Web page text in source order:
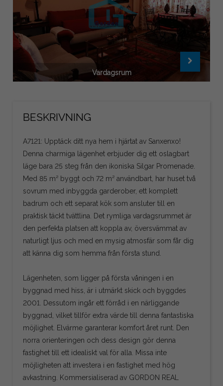
Vardagsrum
BESKRIVNING
A7121: Upptäck ditt nya hem i hjärtat av Sanxenxo!
Denna charmiga lägenhet erbjuder dig ett oslagbart
läge bara 25 steg från den ikoniska Silgar Promenade.
Med 85 m² byggt och 72 m² användbart, har huset två
sovrum med inbyggda garderober, ett komplett
badrum och ett separat kök som ansluter till en
praktisk täckt tvättlina. Det rymliga vardagsrummet är
den perfekta platsen att koppla av, översvämmat av
naturligt ljus och med en mysig atmosfär som får dig
att känna dig som hemma från första stund.
Lägenheten, som ligger på första våningen i en
byggnad med hiss, är i utmärkt skick och byggdes
2001. Dessutom ingår ett förråd i en närliggande
byggnad, vilket tillför extra värde till denna fantastiska
möjlighet. Elvärme garanterar komfort året runt. Den
norra orienteringen och dess design gör denna
fastighet till ett idealiskt val för alla. Missa inte
möjligheten att investera i en fastighet med hög
avkastning. Kommersialiserad av GORDON REAL